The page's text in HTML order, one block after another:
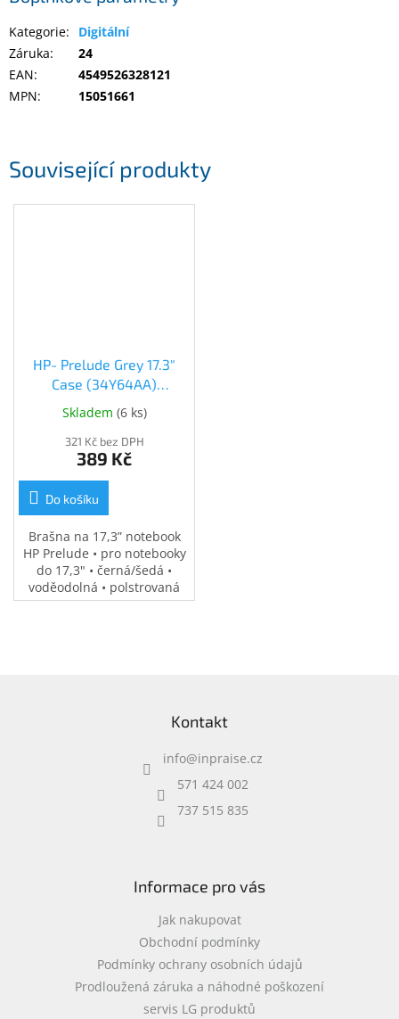
Inpraise
Kamerové
systémy
MILESIGHT
Související produkty
HP- Prelude Grey 17.3"
Case (34Y64AA)
(34Y64AA)
Skladem (6 ks)
321 Kč bez DPH
389 Kč
Do košíku
Brašna na 17,3” notebook
HP Prelude • pro notebooky
do 17,3" • černá/šedá •
voděodolná • polstrovaná
přihrádka na notebook •
Kategorie:
Digitální
Záruka:
24
EAN:
4549526328121
MPN: 15051661
Kontakt
info@inpraise.cz
571 424 002
737 515 835
Informace pro vás
Jak nakupovat
Obchodní podmínky
Podmínky ochrany osobních údajů
Prodloužená záruka a náhodné poškození
servis LG produktů